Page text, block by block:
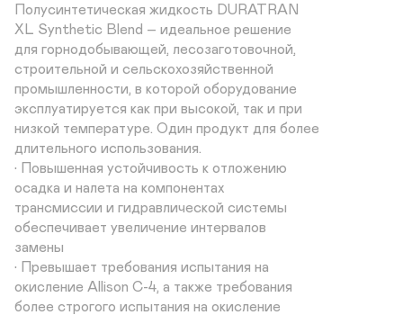
Полусинтетическая жидкость DURATRAN
XL Synthetic Blend – идеальное решение
для горнодобывающей, лесозаготовочной,
строительной и сельскохозяйственной
промышленности, в которой оборудование
эксплуатируется как при высокой, так и при
низкой температуре. Один продукт для более
длительного использования.
• Повышенная устойчивость к отложению
осадка и налета на компонентах
трансмиссии и гидравлической системы
обеспечивает увеличение интервалов
замены
• Превышает требования испытания на
окисление Allison С-4, а также требования
более строгого испытания на окисление